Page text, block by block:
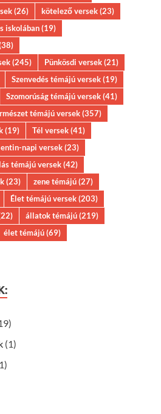
(26) kötelező versek(23)
iskolában(19)
(245) Pünkösdi versek(21)
Szenvedés témájú versek(19)
Szomorúság témájú versek(41)
témájú versek(357)
(19) Tél versek(41)
napi versek(23)
témájú versek(42)
(23) zene témájú(27)
Élet témájú versek(203)
állatok témájú(219)
élet témájú(69)
(1)